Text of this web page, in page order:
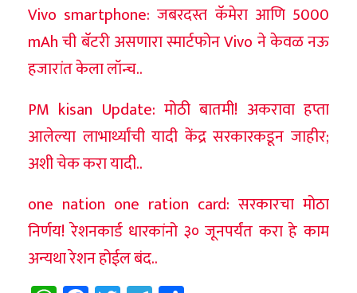
Vivo smartphone: जबरदस्त कॅमेरा आणि 5000
mAh ची बॅटरी असणारा स्मार्टफोन Vivo ने केवळ नऊ
हजारांत केला लॉन्च..
PM kisan Update: मोठी बातमी! अकरावा हप्ता
आलेल्या लाभार्थ्यांची यादी केंद्र सरकारकडून जाहीर;
अशी चेक करा यादी..
one nation one ration card: सरकारचा मोठा
निर्णय! रेशनकार्ड धारकांनो ३० जूनपर्यंत करा हे काम
अन्यथा रेशन होईल बंद..